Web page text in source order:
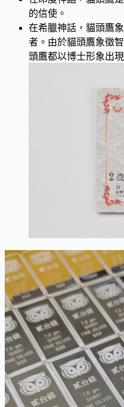
的信使。
在希臘神話，貓頭鷹
者。由於貓頭鷹象徵
頭鷹都以博士形象出現